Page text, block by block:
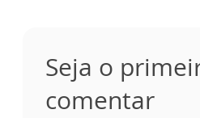
Seja o
comentar